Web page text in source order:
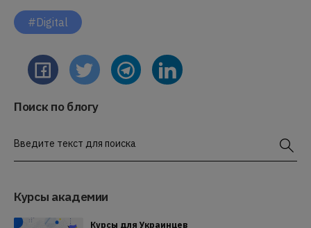
#Digital
Поиск по блогу
Введите текст для поиска
Курсы академии
Курсы для Украинцев